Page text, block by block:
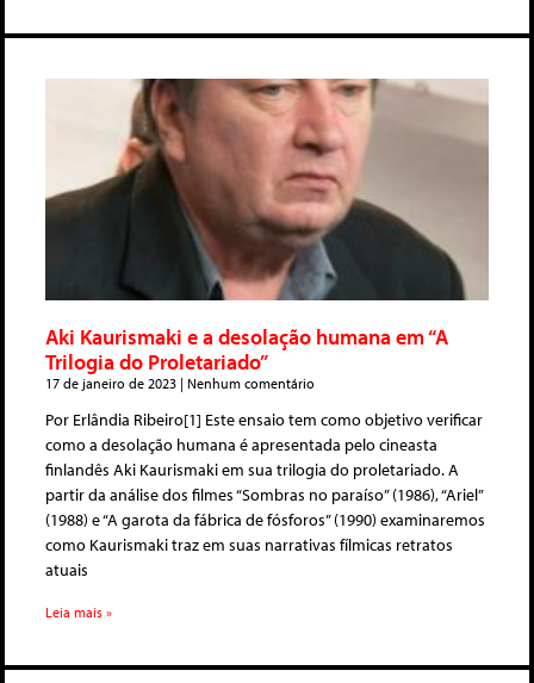
Aki Kaurismaki e a desolação humana em “A
Trilogia do Proletariado”
17 de janeiro de 2023 Nenhum comentário
Por Erlândia Ribeiro[1] Este ensaio tem como objetivo verificar
como a desolação humana é apresentada pelo cineasta
finlandês Aki Kaurismaki em sua trilogia do proletariado. A
partir da análise dos filmes “Sombras no paraíso” (1986), “Ariel”
(1988) e “A garota da fábrica de fósforos” (1990) examinaremos
como Kaurismaki traz em suas narrativas fílmicas retratos
atuais
Leia mais »